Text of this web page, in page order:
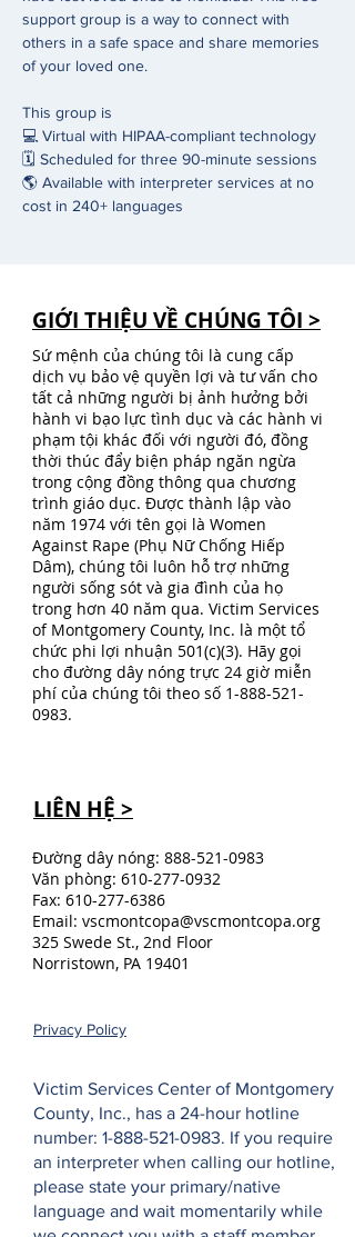
support group is a way to connect with
others in a safe space and share memories
of your loved one.
This group is
💻 Virtual with HIPAA-compliant technology
🗓️ Scheduled for three 90-minute sessions
🌎 Available with interpreter services at no
cost in 240+ languages
GIỚI THIỆU VỀ CHÚNG TÔI >
Sứ mệnh của chúng tôi là cung cấp
dịch vụ bảo vệ quyền lợi và tư vấn cho
tất cả những người bị ảnh hưởng bởi
hành vi bạo lực tình dục và các hành vi
phạm tội khác đối với người đó, đồng
thời thúc đẩy biện pháp ngăn ngừa
trong cộng đồng thông qua chương
trình giáo dục. Được thành lập vào
năm 1974 với tên gọi là Women
Against Rape (Phụ Nữ Chống Hiếp
Dâm), chúng tôi luôn hỗ trợ những
người sống sót và gia đình của họ
trong hơn 40 năm qua. Victim Services
of Montgomery County, Inc. là một tổ
chức phi lợi nhuận 501(c)(3). Hãy gọi
cho đường dây nóng trực 24 giờ miễn
phí của chúng tôi theo số 1-888-521-
0983.
LIÊN HỆ >
Đường dây nóng: 888-521-0983
Văn phòng: 610-277-0932
Fax: 610-277-6386
Email: vscmontcopa@vscmontcopa.org
325 Swede St., 2nd Floor
Norristown, PA 19401
Privacy Policy
Victim Services Center of Montgomery
County, Inc., has a 24-hour hotline
number: 1-888-521-0983. If you require
an interpreter when calling our hotline,
please state your primary/native
language and wait momentarily while